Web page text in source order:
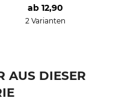
ab 12,90
2 Varianten
AUS DIESER